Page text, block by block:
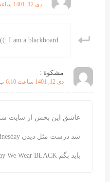
دی 12, 1401 ساعت 5:20 ب.ظ
I am a blackboard :)))))
مشکوة :
دی 12, 1401 ساعت 6:10 ب.ظ
عاشق این بخش از سایت
شد درست مثل دیدن Wednesday
باید بگم On Wednesday We Wear BLACK …